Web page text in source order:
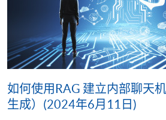
如何使用RAG 建立内部聊天
生成）(2024年6月11日)